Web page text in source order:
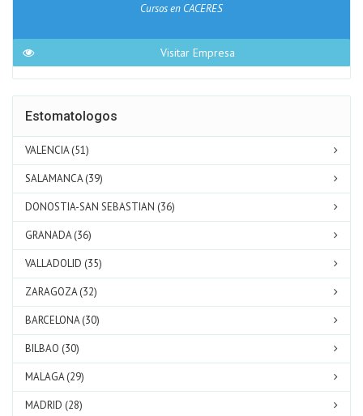
Cursos en CACERES
Visitar Empresa
Estomatologos
VALENCIA (51)
SALAMANCA (39)
DONOSTIA-SAN SEBASTIAN (36)
GRANADA (36)
VALLADOLID (35)
ZARAGOZA (32)
BARCELONA (30)
BILBAO (30)
MALAGA (29)
MADRID (28)